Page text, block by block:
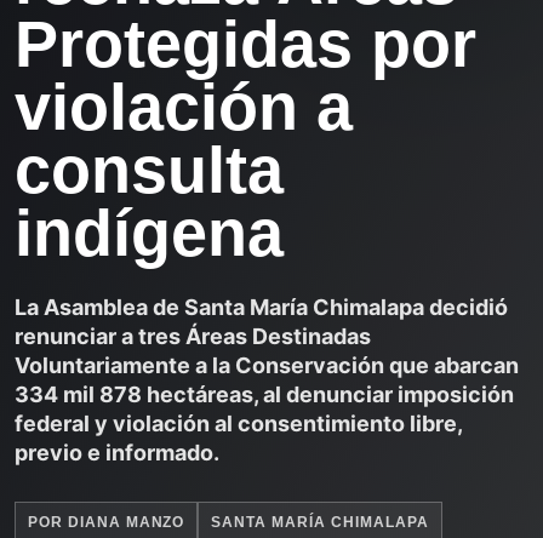
Protegidas por
violación a
consulta
indígena
La Asamblea de Santa María Chimalapa decidió
renunciar a tres Áreas Destinadas
Voluntariamente a la Conservación que abarcan
334 mil 878 hectáreas, al denunciar imposición
federal y violación al consentimiento libre,
previo e informado.
POR DIANA MANZO SANTA MARÍA CHIMALAPA